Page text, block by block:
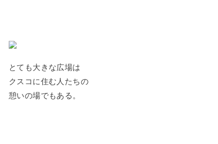
とても大きな広場は
クスコに住む人たちの
憩いの場でもある。